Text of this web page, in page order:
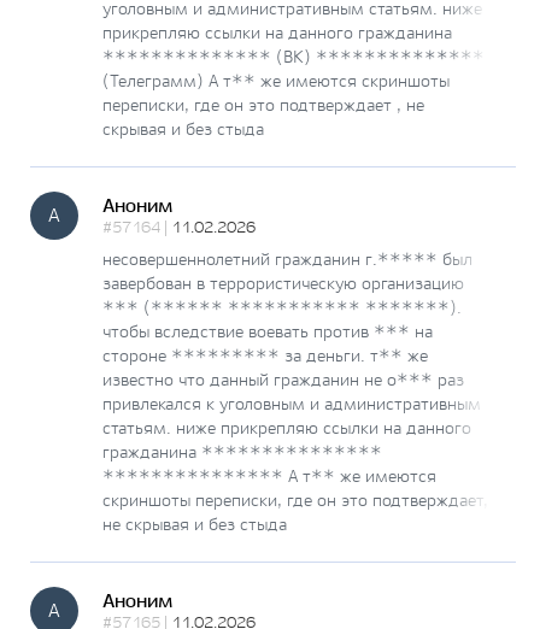
уголовным и административным статьям. ниже
прикрепляю ссылки на данного гражданина
************** (ВК) **************
(Телеграмм) А т** же имеются скриншоты
переписки, где он это подтверждает , не
скрывая и без стыда
А Аноним
#57164 | 11.02.2026
несовершеннолетний гражданин г.***** был
завербован в террористическую организацию
*** (****** *********** *******).
чтобы вследствие воевать против *** на
стороне ********* за деньги. т** же
известно что данный гражданин не о*** раз
привлекался к уголовным и административным
статьям. ниже прикрепляю ссылки на данного
гражданина ***************
*************** А т** же имеются
скриншоты переписки, где он это подтверждает,
не скрывая и без стыда
А Аноним
#57165 | 11.02.2026